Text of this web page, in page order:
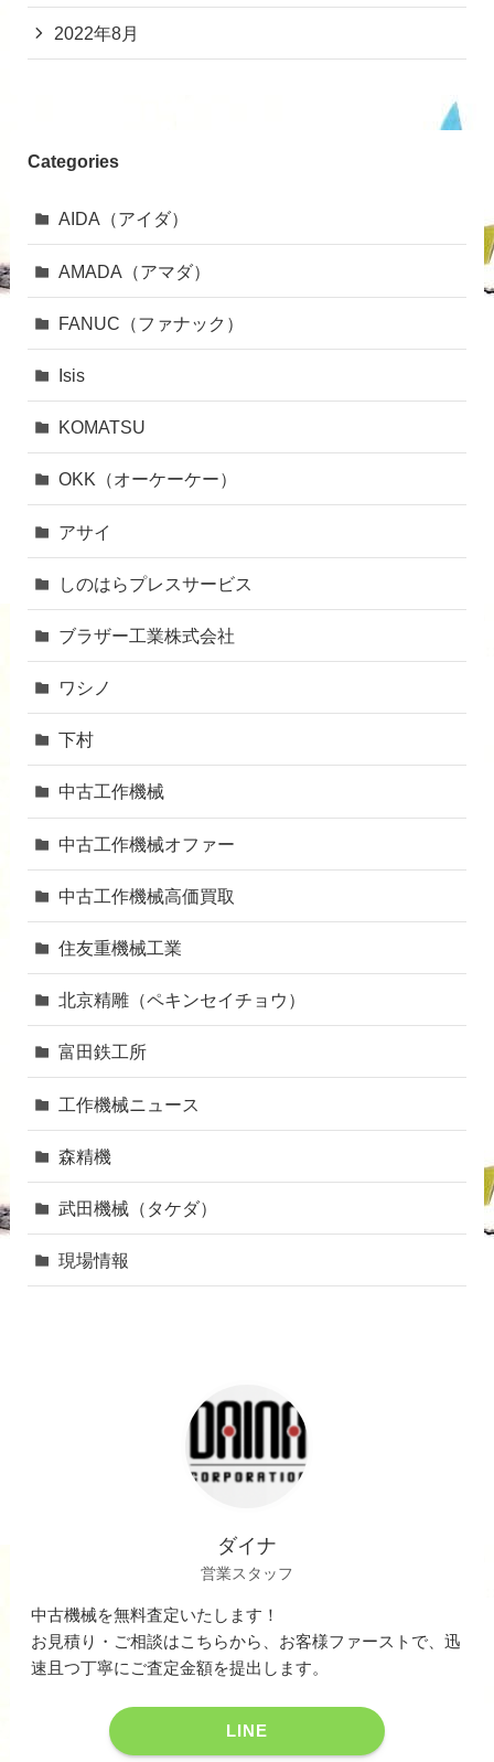
2022年8月
Categories
AIDA（アイダ）
AMADA（アマダ）
FANUC（ファナック）
Isis
KOMATSU
OKK（オーケーケー）
アサイ
しのはらプレスサービス
ブラザー工業株式会社
ワシノ
下村
中古工作機械
中古工作機械オファー
中古工作機械高価買取
住友重機械工業
北京精雕（ペキンセイチョウ）
富田鉄工所
工作機械ニュース
森精機
武田機械（タケダ）
現場情報
ダイナ
営業スタッフ
中古機械を無料査定いたします！
お見積り・ご相談はこちらから、お客様ファーストで、迅
速且つ丁寧にご査定金額を提出します。
LINE